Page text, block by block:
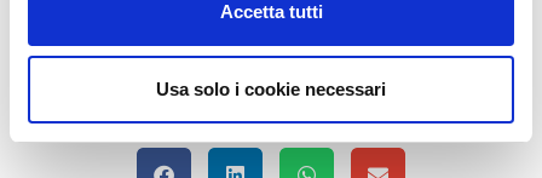
Accetta tutti
Usa solo i cookie necessari
16 ore